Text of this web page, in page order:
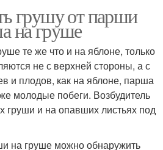
грушу от парши
на груше
те же что и на яблоне, только
не с верхней стороны, а с
и плодов, как на яблоне, парша
молодые побеги. Возбудитель
груши и на опавших листьях под
на груше можно обнаружить